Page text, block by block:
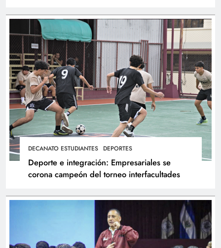
DECANATO ESTUDIANTES DEPORTES
Deporte e integración: Empresariales se
corona campeón del torneo interfacultades